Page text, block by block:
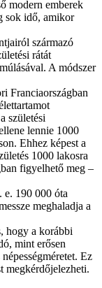
modern emberek
sok idő, amikor
származó
rátát
A módszer
Franciaországban
születési
lennie 1000
Ehhez képest a
1000 lakosra
figyelhető meg –
e. 190 000 óta
meghaladja a
hogy a korábbi
mint erősen
Ez
megkérdőjelezheti.